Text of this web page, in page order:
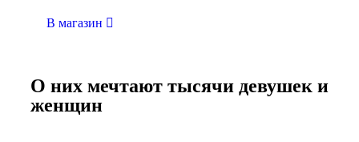
В магазин
О них мечтают тысячи девушек и
женщин